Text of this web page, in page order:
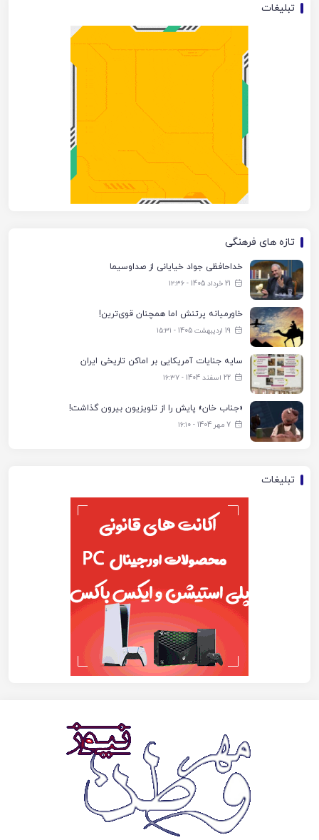
تبلیغات
تازه های فرهنگی
خداحافظی جواد خیایانی از صداوسیما
21 خرداد 1405 - ۱۲:۳۶
خاورمیانه پرتنش اما همچنان قوی‌ترین!
19 اردیبهشت 1405 - ۱۵:۳۱
سایه جنایات آمریکایی بر اماکن تاریخی ایران
22 اسفند 1404 - ۱۶:۳۷
«جناب خان» پایش را از تلویزیون بیرون گذاشت!
7 مهر 1404 - ۱۶:۱۰
تبلیغات